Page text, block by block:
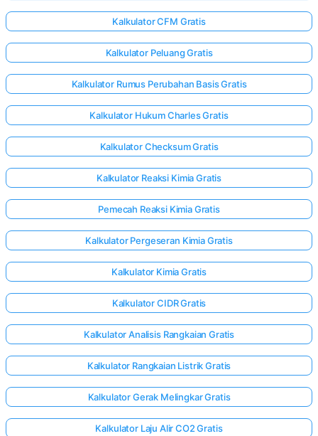
Kalkulator CFM Gratis
Kalkulator Peluang Gratis
Kalkulator Rumus Perubahan Basis Gratis
Kalkulator Hukum Charles Gratis
Kalkulator Checksum Gratis
Kalkulator Reaksi Kimia Gratis
Pemecah Reaksi Kimia Gratis
Kalkulator Pergeseran Kimia Gratis
Kalkulator Kimia Gratis
Kalkulator CIDR Gratis
Kalkulator Analisis Rangkaian Gratis
Kalkulator Rangkaian Listrik Gratis
Kalkulator Gerak Melingkar Gratis
Kalkulator Laju Alir CO2 Gratis